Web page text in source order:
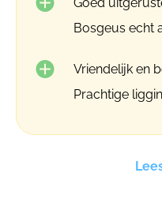
Bosgeus echt
Vriendelijk en
Prachtige